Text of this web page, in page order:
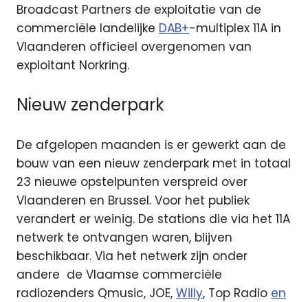
Broadcast Partners de exploitatie van de
commerciële landelijke DAB+-multiplex 11A in
Vlaanderen officieel overgenomen van
exploitant Norkring.
Nieuw zenderpark
De afgelopen maanden is er gewerkt aan de
bouw van een nieuw zenderpark met in totaal
23 nieuwe opstelpunten verspreid over
Vlaanderen en Brussel. Voor het publiek
verandert er weinig. De stations die via het 11A
netwerk te ontvangen waren, blijven
beschikbaar. Via het netwerk zijn onder
andere de Vlaamse commerciële
radiozenders Qmusic, JOE, Willy, Top Radio en